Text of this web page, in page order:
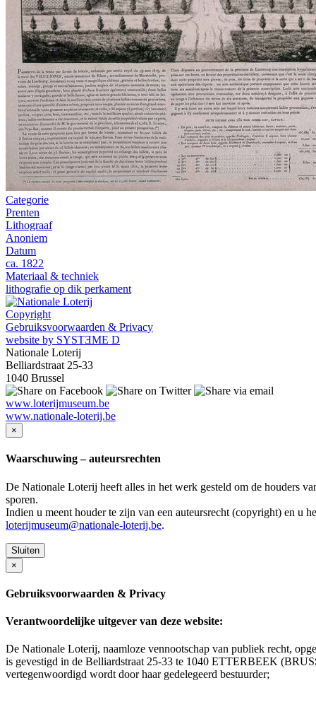
Categorie
Prenten
Lithograaf
Anoniem
Datum
ca. 1822
Materiaal & techniek
lithografie op dik perkament
Copyright
Gebruiksvoorwaarden & Privacy
website by SYSTƎME D
Nationale Loterij
Belliardstraat 25-33
1040 Brussel
www.loterijmuseum.be
www.nationale-loterij.be
×
Waarschuwing – auteursrechten
De Nationale Loterij heeft alles in het werk gesteld om de houders
sporen.
Indien u meent houder te zijn van een auteursrecht (copyright) en u
loterijmuseum@nationale-loterij.be.
Sluiten
×
Gebruiksvoorwaarden & Privacy
Verantwoordelijke uitgever van deze website:
De Nationale Loterij, naamloze vennootschap van publiek recht,
is gevestigd in de Belliardstraat 25-33 te 1040 ETTERBEEK
vertegenwoordigd wordt door haar gedelegeerd bestuurder;